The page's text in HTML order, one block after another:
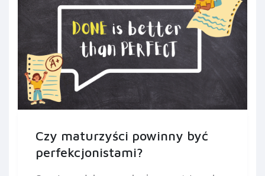
Czy maturzyści powinny być
perfekcjonistami?